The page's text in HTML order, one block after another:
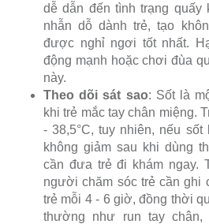
dễ dẫn đến tình trạng quấy
nhẫn dỗ dành trẻ, tạo
được nghỉ ngơi tốt nhất.
động mạnh hoặc chơi đùa
này.
Theo dõi sát sao: Sốt là
khi trẻ mắc tay chân miệng.
- 38,5°C, tuy nhiên, nếu sốt
không giảm sau khi dùng
cần đưa trẻ đi khám ngay.
người chăm sóc trẻ cần ghi
trẻ mỗi 4 - 6 giờ, đồng thời
thường như run tay chân,